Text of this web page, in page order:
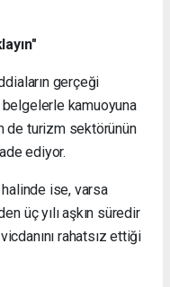
gerçeği
belgelerle kamuoyuna
de turizm sektörünün
ediyor.
ise, varsa
üç yılı aşkın süredir
rahatsız ettiği